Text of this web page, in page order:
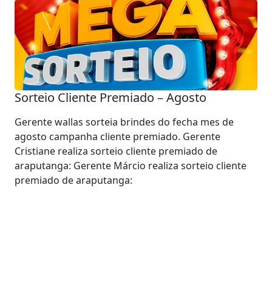
Sorteio Cliente Premiado – Agosto
Gerente wallas sorteia brindes do fecha mes de
agosto campanha cliente premiado. Gerente
Cristiane realiza sorteio cliente premiado de
araputanga: Gerente Márcio realiza sorteio cliente
premiado de araputanga: